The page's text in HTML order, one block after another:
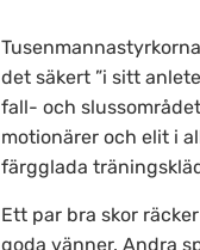
det säkert ”i sitt
fall- och
motionärer och elit i
färgglada
Ett par bra skor
goda vänner. Andra